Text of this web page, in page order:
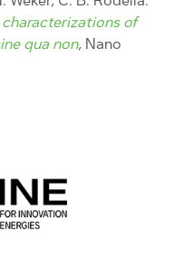
of
qua non, Nano